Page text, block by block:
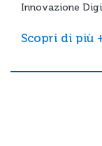
Innovazione
Scopri di più